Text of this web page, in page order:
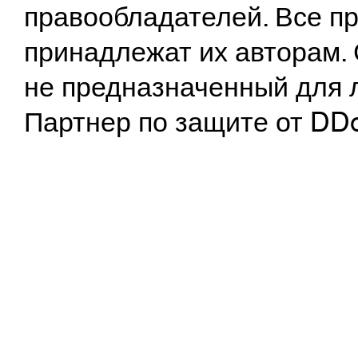
правообладателей. Все
принадлежат их
не предназначенный
Партнер по защите от